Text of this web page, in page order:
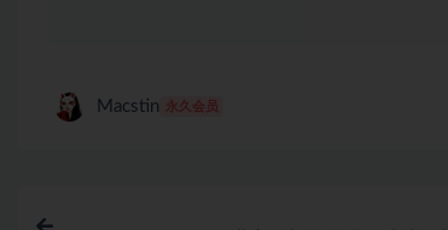
Macstin 永久会员